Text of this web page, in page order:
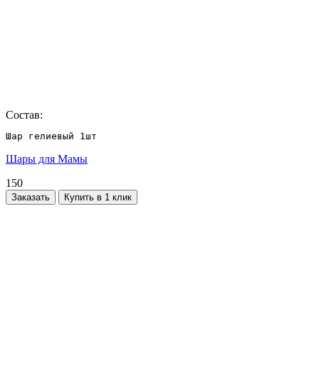
Состав:
Шар гелиевый 1шт
Шары для Мамы
150
Заказать Купить в 1 клик